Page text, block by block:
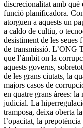
discrecionalitat amb què
funció planificadora.
atorguen a aquests un
a caldo de cultiu, o
desistiment de les seues
de transmissió. L’ONG
que l’àmbit on la
aquests governs,
de les grans ciutats, la
majors casos de
en quatre grans àrees:
judicial. La
tramposa, deixa oberta
l’opacitat, la